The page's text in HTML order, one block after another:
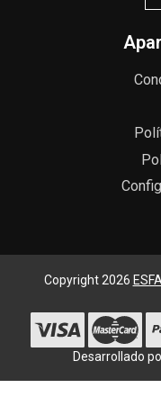
Copyright 2026
Desarrollado